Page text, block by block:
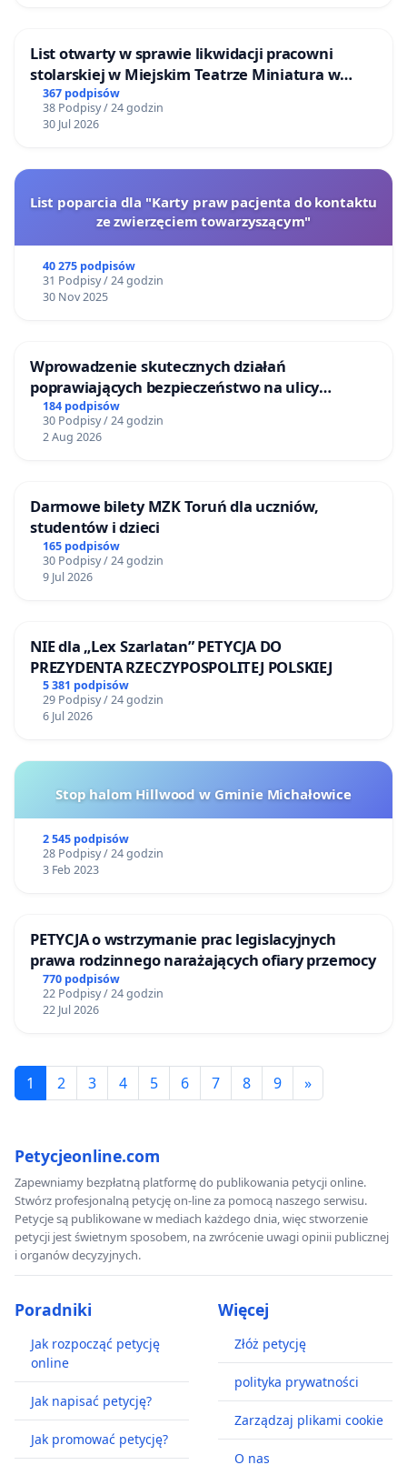
List otwarty w sprawie likwidacji pracowni
stolarskiej w Miejskim Teatrze Miniatura w
Gdańsku
367 podpisów
38 Podpisy / 24 godzin
30 Jul 2026
List poparcia dla "Karty praw pacjenta do kontaktu
ze zwierzęciem towarzyszącym"
40 275 podpisów
31 Podpisy / 24 godzin
30 Nov 2025
Wprowadzenie skutecznych działań
poprawiających bezpieczeństwo na ulicy
Żeromskiego w Otwocku
184 podpisów
30 Podpisy / 24 godzin
2 Aug 2026
Darmowe bilety MZK Toruń dla uczniów,
studentów i dzieci
165 podpisów
30 Podpisy / 24 godzin
9 Jul 2026
NIE dla „Lex Szarlatan” PETYCJA DO
PREZYDENTA RZECZYPOSPOLITEJ POLSKIEJ
5 381 podpisów
29 Podpisy / 24 godzin
6 Jul 2026
Stop halom Hillwood w Gminie Michałowice
2 545 podpisów
28 Podpisy / 24 godzin
3 Feb 2023
PETYCJA o wstrzymanie prac legislacyjnych
prawa rodzinnego narażających ofiary przemocy
770 podpisów
22 Podpisy / 24 godzin
22 Jul 2026
1 2 3 4 5 6 7 8 9 »
Petycjeonline.com
Zapewniamy bezpłatną platformę do publikowania petycji online.
Stwórz profesjonalną petycję on-line za pomocą naszego serwisu.
Petycje są publikowane w mediach każdego dnia, więc stworzenie
petycji jest świetnym sposobem, na zwrócenie uwagi opinii publicznej
i organów decyzyjnych.
Poradniki
Jak rozpocząć petycję
online
Jak napisać petycję?
Jak promować petycję?
Więcej
Złóż petycję
polityka prywatności
Zarządzaj plikami cookie
O nas